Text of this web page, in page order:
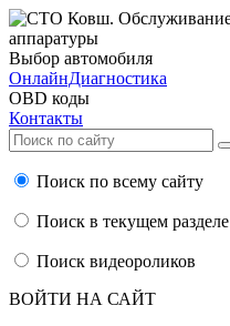
Выбор автомобиля
ОнлайнДиагностика
OBD коды
Контакты
Поиск по всему сайту
Поиск в текущем разделе
Поиск видеороликов
ВОЙТИ НА САЙТ